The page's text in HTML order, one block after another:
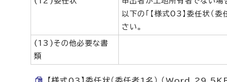
以下の「【様式03】委任状（委
さい。
(13)その他必要な書
類